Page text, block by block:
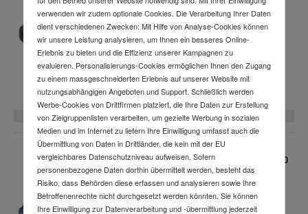
Art.-Nr.c10002767(14 Varianten verfügbar)
LieferungbisFr., 28. Aug.
UVP121,76 €
ab105,03 €
exkl. MwSt.
14 Varianten
ATLAS Sicherheitsschuh XR DUO 710 W10
knöchelhoch Waterproof-Glattleder SRC
Art.-Nr.c4001250345(10 Varianten verfügbar)
LieferungbisFr., 28. Aug.
verwenden wir zudem optionale Cookies. Die Verarbeitung Ihrer Daten
dient verschiedenen Zwecken: Mit Hilfe von Analyse-Cookies können
wir unsere Leistung analysieren, um Ihnen ein besseres Online-
Erlebnis zu bieten und die Effizienz unserer Kampagnen zu
evaluieren. Personalisierungs-Cookies ermöglichen Ihnen den Zugang
zu einem massgeschneiderten Erlebnis auf unserer Website mit
nutzungsabhängigen Angeboten und Support. Schließlich werden
Werbe-Cookies von Drittfirmen platziert, die Ihre Daten zur Erstellung
von Zielgruppenlisten verarbeiten, um gezielte Werbung in sozialen
Medien und im Internet zu liefern Ihre Einwilligung umfasst auch die
Übermittlung von Daten in Drittländer, die kein mit der EU
vergleichbares Datenschutzniveau aufweisen. Sofern
personenbezogene Daten dorthin übermittelt werden, besteht das
Risiko, dass Behörden diese erfassen und analysieren sowie Ihre
Betroffenenrechte nicht durchgesetzt werden könnten. Sie können
Ihre Einwilligung zur Datenverarbeitung und -übermittlung jederzeit